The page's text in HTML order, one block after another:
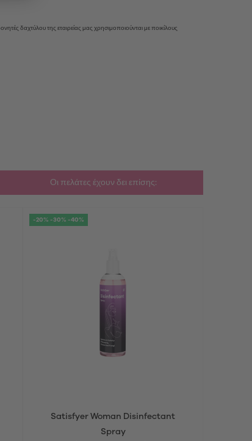
δαχτύλου της εταιρείας μας χρησιμοποιούνται με ποικίλους
Οι πελάτες έχουν δει επίσης:
-20% -30% -40%
Satisfyer Woman Disinfectant
Spray